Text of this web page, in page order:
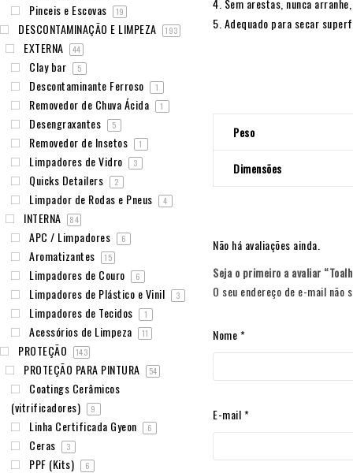
4. Sem arestas, nunca
5. Adequado para secar
Peso
Dimensões
Não há avaliações ainda.
Seja o primeiro a avaliar
O seu endereço de e-mail não
Nome*
E-mail*
Pinceis e Escovas 19
DESCONTAMINAÇÃO E LIMPEZA 193
EXTERNA 44
Clay bar 5
Descontaminante Ferroso 1
Removedor de Chuva Ácida 1
Desengraxantes 5
Removedor de Insetos 1
Limpadores de Vidro 3
Quicks Detailers 2
Limpador de Rodas e Pneus 4
INTERNA 84
APC / Limpadores 6
Aromatizantes 15
Limpadores de Couro 6
Limpadores de Plástico e Vinil 3
Limpadores de Tecidos 1
Acessórios de Limpeza 11
PROTEÇÃO 143
PROTEÇÃO PARA PINTURA 54
Coatings Cerâmicos
(vitrificadores)
9
Linha Certificada Gyeon 6
Ceras 3
PPF (Kits) 6